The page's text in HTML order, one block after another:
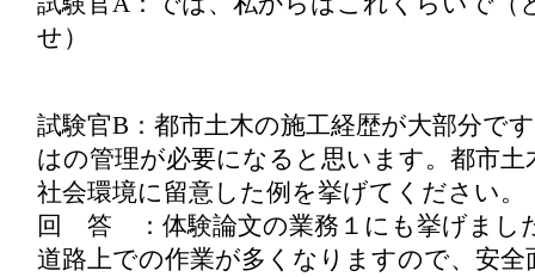
せ）
試験官B：都市土木の施工経歴が大部分で
はの管理が必要になると思います。都市土
社会環境に留意した例を挙げてください。
回 答 ：体験論文の業務１にも挙げまし
道路上での作業が多くなりますので、安全